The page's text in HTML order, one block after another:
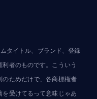
タイトル、ブランド、登録
者のものです。こういう
ためだけで、各商標権者
を受けてるって意味じゃあ